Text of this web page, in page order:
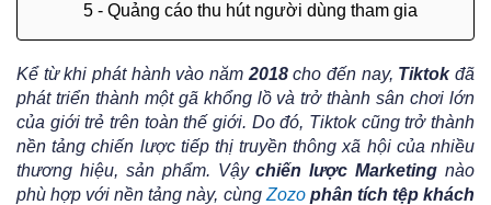
5 - Quảng cáo thu hút người dùng tham gia
Kể từ khi phát hành vào năm 2018cho đến nay, Tiktokđã
phát triển thành một gã khổng lồ và trở thành sân chơi lớn
của giới trẻ trên toàn thế giới. Do đó, Tiktok cũng trở thành
nền tảng chiến lược tiếp thị truyền thông xã hội của nhiều
thương hiệu, sản phẩm. Vậychiến lược Marketing nào
phù hợp với nền tảng này, cùng Zozo phân tích tệp khách